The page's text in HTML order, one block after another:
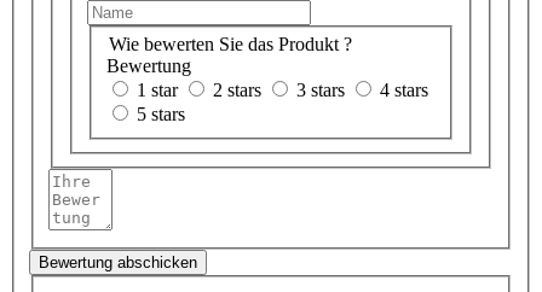
Wie bewerten Sie das Produkt ?
Bewertung
1 star
2 stars 3 stars
4 stars
5 stars
Bewertung abschicken